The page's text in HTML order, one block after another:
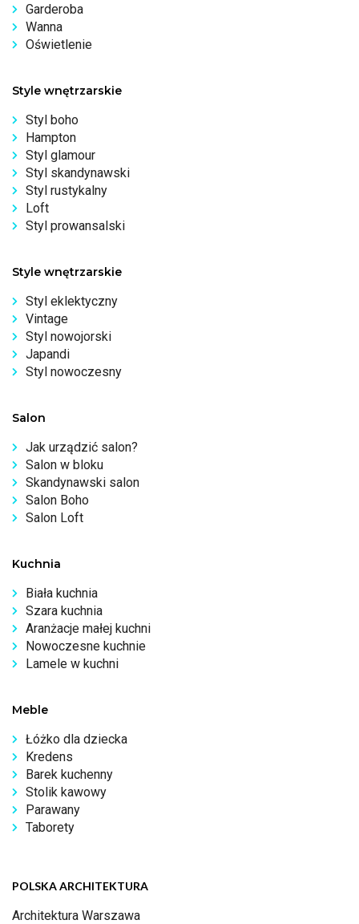
Garderoba
Wanna
Oświetlenie
Style wnętrzarskie
Styl boho
Hampton
Styl glamour
Styl skandynawski
Styl rustykalny
Loft
Styl prowansalski
Style wnętrzarskie
Styl eklektyczny
Vintage
Styl nowojorski
Japandi
Styl nowoczesny
Salon
Jak urządzić salon?
Salon w bloku
Skandynawski salon
Salon Boho
Salon Loft
Kuchnia
Biała kuchnia
Szara kuchnia
Aranżacje małej kuchni
Nowoczesne kuchnie
Lamele w kuchni
Meble
Łóżko dla dziecka
Kredens
Barek kuchenny
Stolik kawowy
Parawany
Taborety
POLSKA ARCHITEKTURA
Architektura Warszawa